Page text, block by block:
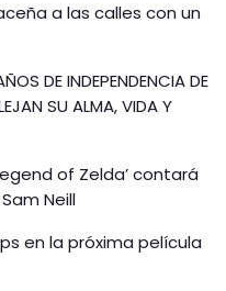
a las calles con un
DE INDEPENDENCIA DE
SU ALMA, VIDA Y
of Zelda’ contará
Neill
en la próxima película